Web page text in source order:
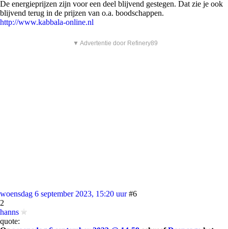
De energieprijzen zijn voor een deel blijvend gestegen. Dat zie je ook
blijvend terug in de prijzen van o.a. boodschappen.
http://www.kabbala-online.nl
▼ Advertentie door Refinery89
woensdag 6 september 2023, 15:20 uur #6
2
hanns
quote: